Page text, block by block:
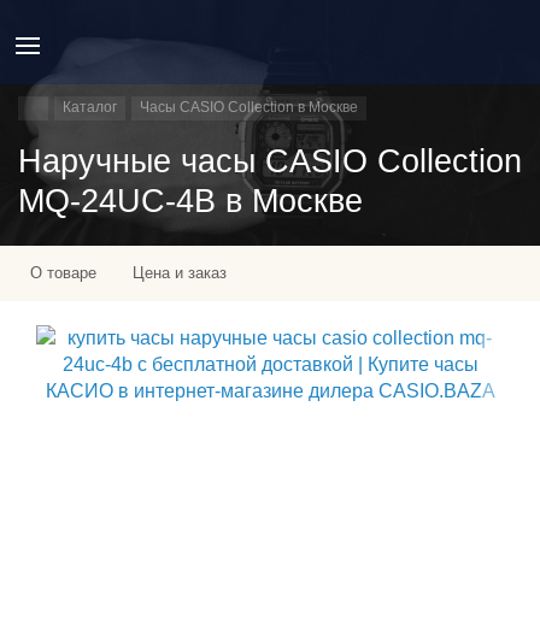
Каталог Часы CASIO Collection в Москве
Наручные часы CASIO Collection
MQ-24UC-4B в Москве
О товаре Цена и заказ